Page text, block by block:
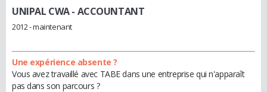
UNIPAL CWA- ACCOUNTANT
2012 - maintenant
Une expérience absente ?
Vous avez travaillé avec TABE dans une entreprise qui n'apparaît
pas dans son parcours ?